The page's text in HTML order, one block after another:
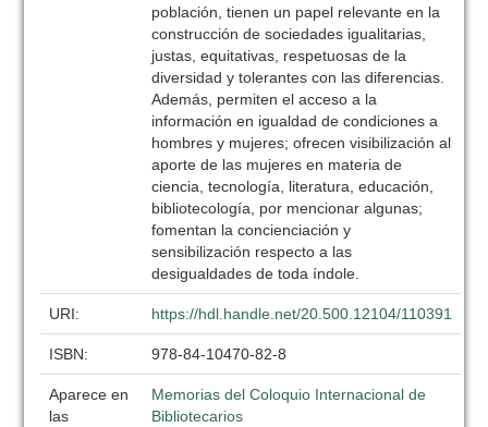
población, tienen un papel relevante en la
construcción de sociedades igualitarias,
justas, equitativas, respetuosas de la
diversidad y tolerantes con las diferencias.
Además, permiten el acceso a la
información en igualdad de condiciones a
hombres y mujeres; ofrecen visibilización al
aporte de las mujeres en materia de
ciencia, tecnología, literatura, educación,
bibliotecología, por mencionar algunas;
fomentan la concienciación y
sensibilización respecto a las
desigualdades de toda índole.
URI: https://hdl.handle.net/20.500.12104/110391
ISBN: 978-84-10470-82-8
Aparece en
las
Memorias del Coloquio Internacional de
Bibliotecarios